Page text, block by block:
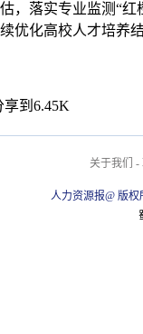
，落实专业监测“红
优化高校人才培养
享到 6.45K
关于我们 -
人力资源报@ 版